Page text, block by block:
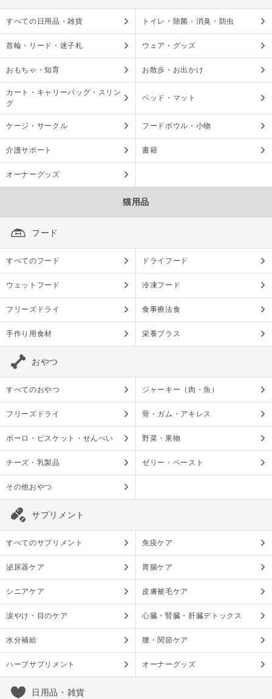
すべての日用品・雑貨 トイレ・除菌・消臭・防虫
首輪・リード・迷子札 ウェア・グッズ
おもちゃ・知育 お散歩・お出かけ
カート・キャリーバッグ・スリン
グ
ベッド・マット
ケージ・サークル フードボウル・小物
介護サポート 書籍
オーナーグッズ
猫用品
フード
すべてのフード ドライフード
ウェットフード 冷凍フード
フリーズドライ 食事療法食
手作り用食材 栄養プラス
おやつ
すべてのおやつ ジャーキー（肉・魚）
フリーズドライ 骨・ガム・アキレス
ボーロ・ビスケット・せんべい 野菜・果物
チーズ・乳製品 ゼリー・ペースト
その他おやつ
サプリメント
すべてのサプリメント 免疫ケア
泌尿器ケア 胃腸ケア
シニアケア 皮膚被毛ケア
涙やけ・目のケア 心臓・腎臓・肝臓デトックス
水分補給 腰・関節ケア
ハーブサプリメント オーナーグッズ
日用品・雑貨